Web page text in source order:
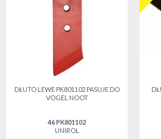
DŁUTO LEWE PK801102 PASUJE DO
VOGEL NOOT
46 PK801102
UNIROL